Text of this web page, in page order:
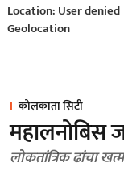
Location: User denied
Geolocation
कोलकाता सिटी
महालनोबिस
लोकतांत्रिक ढांचा